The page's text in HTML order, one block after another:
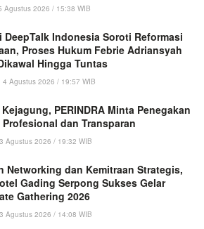
Agustus 2026 / 15:38 WIB
DeepTalk Indonesia Soroti Reformasi
Proses Hukum Febrie Adriansyah
Hingga Tuntas
4 Agustus 2026 / 19:57 WIB
PERINDRA Minta Penegakan
Profesional dan Transparan
Agustus 2026 / 19:32 WIB
Networking dan Kemitraan Strategis,
Gading Serpong Sukses Gelar
Gathering 2026
Agustus 2026 / 14:08 WIB